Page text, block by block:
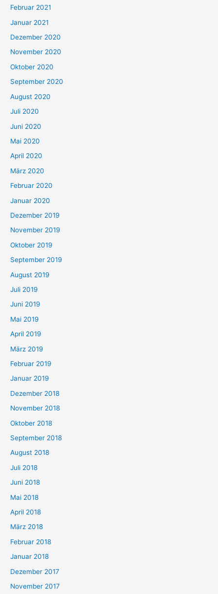
Februar 2021
Januar 2021
Dezember 2020
November 2020
Oktober 2020
September 2020
August 2020
Juli 2020
Juni 2020
Mai 2020
April 2020
März 2020
Februar 2020
Januar 2020
Dezember 2019
November 2019
Oktober 2019
September 2019
August 2019
Juli 2019
Juni 2019
Mai 2019
April 2019
März 2019
Februar 2019
Januar 2019
Dezember 2018
November 2018
Oktober 2018
September 2018
August 2018
Juli 2018
Juni 2018
Mai 2018
April 2018
März 2018
Februar 2018
Januar 2018
Dezember 2017
November 2017